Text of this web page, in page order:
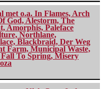
met o.a. In Flames, Arch
God, Alestorm, The
Amorphis, Paleface
Northlane,
Blackbraid, Der Weg
Farm, Municipal Waste,
To Spring, Misery